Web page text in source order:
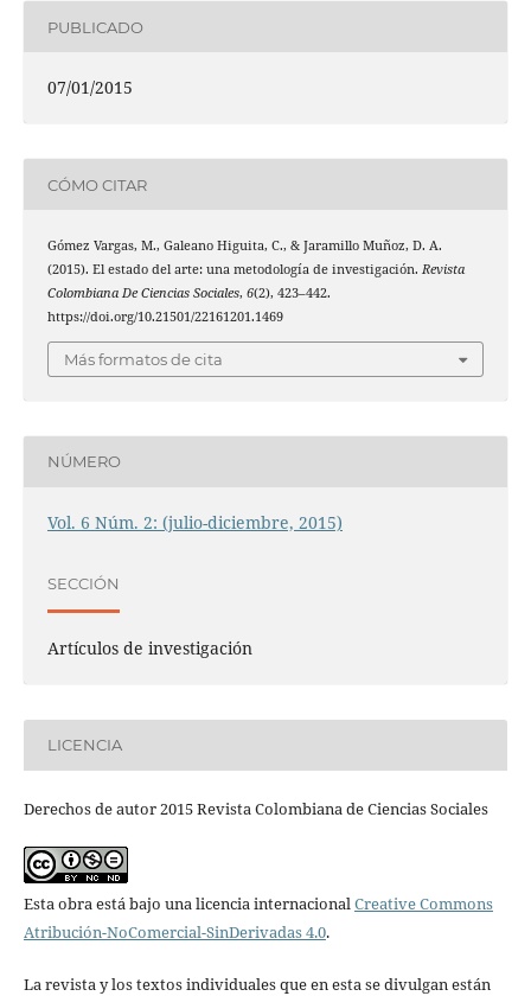
PUBLICADO
07/01/2015
CÓMO CITAR
Gómez Vargas, M., Galeano Higuita, C., & Jaramillo Muñoz, D. A.
(2015). El estado del arte: una metodología de investigación. Revista
Colombiana De Ciencias Sociales, 6(2), 423–442.
https://doi.org/10.21501/22161201.1469
Más formatos de cita
NÚMERO
Vol. 6 Núm. 2: (julio-diciembre, 2015)
SECCIÓN
Artículos de investigación
LICENCIA
Derechos de autor 2015 Revista Colombiana de Ciencias Sociales
Esta obra está bajo una licencia internacionalCreative Commons
Atribución-NoComercial-SinDerivadas 4.0.
La revista y los textos individuales que en esta se divulgan están